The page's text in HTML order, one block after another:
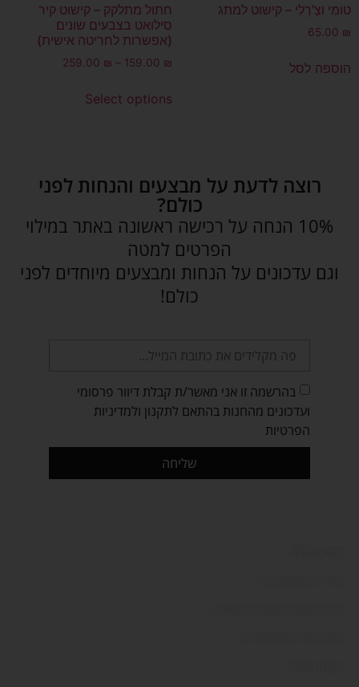
טוֹמִי וצַ'רְלִי – קישוט למתג
65.00 ₪
הוספה לסל
חתול מתלקק – קישוט קיר
סילואט בצבעים שונים
(אפשרות לחריטה אישית)
159.00 ₪
–
259.00 ₪
Select options
רוצה לדעת על מבצעים והנחות לפני
כולם?
10% הנחה על רכישה ראשונה באתר במילוי
הפרטים למטה
וגם עדכונים על הנחות ומבצעים מיוחדים לפני
כולם!
בהרשמה זו אני מאשר/ת קבלת דיוור פרסומי
ועדכונים מהחנות בהתאם לתקנון ולמדיניות
הפרטיות
שליחה